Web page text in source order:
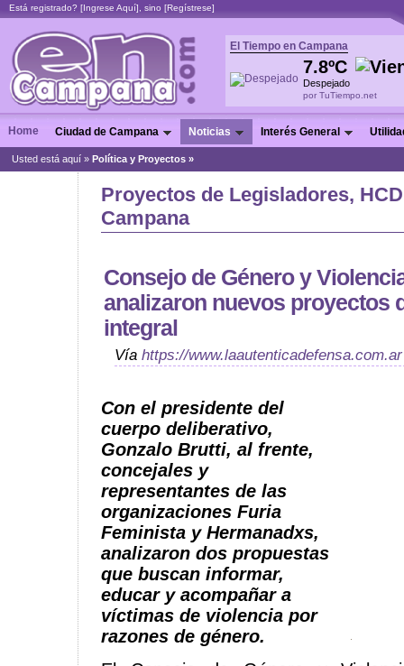
Está registrado? [Ingrese Aquí], sino [Regístrese]
El Tiempo en Campana
7.8ºC
Despejado
por TuTiempo.net
Home Ciudad de Campana Noticias Interés General
Usted está aquí » Política y Proyectos »
Proyectos de Legisladores,
Campana
Consejo de Género y
analizaron nuevos proyectos
integral
Vía https://www.laautenticadefensa.com.ar
Con el presidente del
cuerpo deliberativo,
Gonzalo Brutti, al frente,
concejales y
representantes de las
organizaciones Furia
Feminista y Hermanadxs,
analizaron dos propuestas
que buscan informar,
educar y acompañar a
víctimas de violencia por
razones de género.